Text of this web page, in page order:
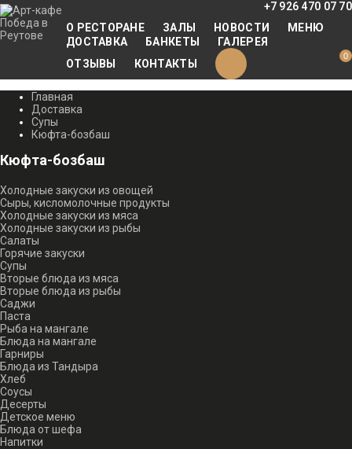
+7 926 470 07 70
О РЕСТОРАНЕ
ЗАЛЫ НОВОСТИ
МЕНЮ
ДОСТАВКА
БАНКЕТЫ
ГАЛЕРЕЯ
ОТЗЫВЫ
КОНТАКТЫ
0
Главная
Доставка
Супы
Кюфта-бозбаш
Кюфта-бозбаш
Холодные закуски из овощей
Сыры, кисломолочные продукты
Холодные закуски из мяса
Холодные закуски из рыбы
Салаты
Горячие закуски
Супы
Вторые блюда из мяса
Вторые блюда из рыбы
Саджи
Паста
Рыба на мангале
Блюда на мангале
Гарниры
Блюда из Тандыра
Хлеб
Соусы
Десерты
Детское меню
Блюда от шефа
Напитки